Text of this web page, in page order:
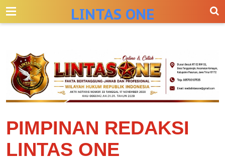
--> LINTAS ONE
PIMPINAN REDAKSI
LINTAS ONE